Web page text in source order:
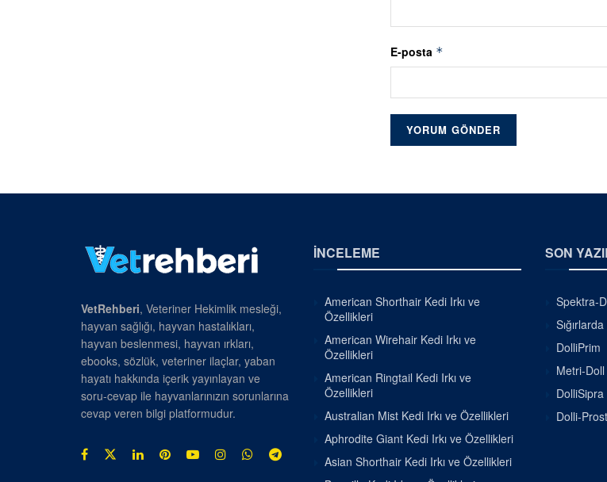
E-posta *
VetRehberi, Veteriner Hekimlik mesleği,
hayvan sağlığı, hayvan hastalıkları,
hayvan beslenmesi, hayvan ırkları,
ebooks, sözlük, veteriner ilaçlar, yaban
hayatı hakkında içerik yayınlayan ve
soru-cevap ile hayvanlarınızın sorunlarına
cevap veren bilgi platformudur.
İNCELEME
American Shorthair Kedi Irkı ve
Özellikleri
American Wirehair Kedi Irkı ve
Özellikleri
American Ringtail Kedi Irkı ve
Özellikleri
Australian Mist Kedi Irkı ve Özellikleri
Aphrodite Giant Kedi Irkı ve Özellikleri
Asian Shorthair Kedi Irkı ve Özellikleri
SON
Spektra-
DolliPrim
Metri-Doll
DolliSipra
Dolli-Prost